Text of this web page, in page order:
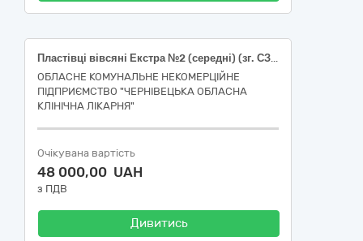
Пластівці вівсяні Екстра №2 (середні) (зг. СЗ 563 (вх. 410) зав. прод. складу Воронцова В.)
ОБЛАСНЕ КОМУНАЛЬНЕ НЕКОМЕРЦІЙНЕ
ПІДПРИЄМСТВО "ЧЕРНІВЕЦЬКА ОБЛАСНА
КЛІНІЧНА ЛІКАРНЯ"
Очікувана вартість
48 000,00 UAH
з ПДВ
Дивитись